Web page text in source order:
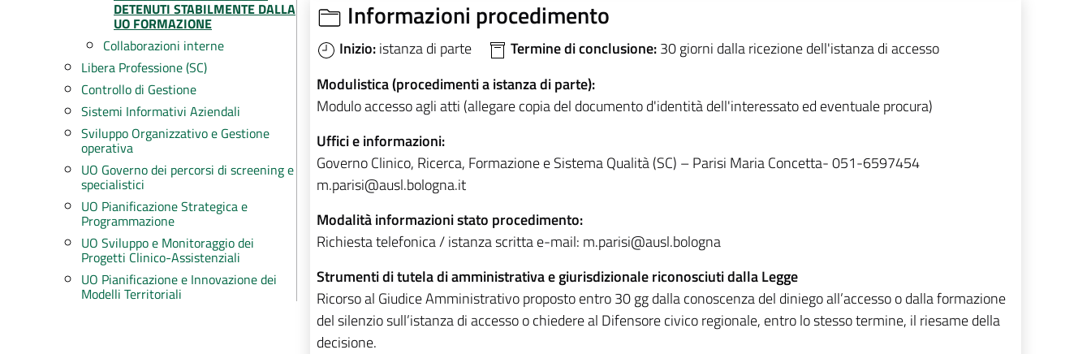
DETENUTI STABILMENTE DALLA
UO FORMAZIONE
Collaborazioni interne
Libera Professione (SC)
Controllo di Gestione
Sistemi Informativi Aziendali
Sviluppo Organizzativo e Gestione
operativa
UO Governo dei percorsi di screening e
specialistici
UO Pianificazione Strategica e
Programmazione
UO Sviluppo e Monitoraggio dei
Progetti Clinico-Assistenziali
UO Pianificazione e Innovazione dei
Modelli Territoriali
Informazioni procedimento
Inizio:istanza di parte Termine di conclusione:30 giorni dalla ricezione dell'istanza di accesso
Modulistica (procedimenti a istanza di parte):
Modulo accesso agli atti (allegare copia del documento d'identità dell'interessato ed eventuale procura)
Uffici e informazioni:
Governo Clinico, Ricerca, Formazione e Sistema Qualità (SC) – Parisi Maria Concetta- 051-6597454
m.parisi@ausl.bologna.it
Modalità informazioni stato procedimento:
Richiesta telefonica / istanza scritta e-mail: m.parisi@ausl.bologna
Strumenti di tutela di amministrativa e giurisdizionale riconosciuti dalla Legge
Ricorso al Giudice Amministrativo proposto entro 30 gg dalla conoscenza del diniego all’accesso o dalla formazione
del silenzio sull’istanza di accesso o chiedere al Difensore civico regionale, entro lo stesso termine, il riesame della
decisione.